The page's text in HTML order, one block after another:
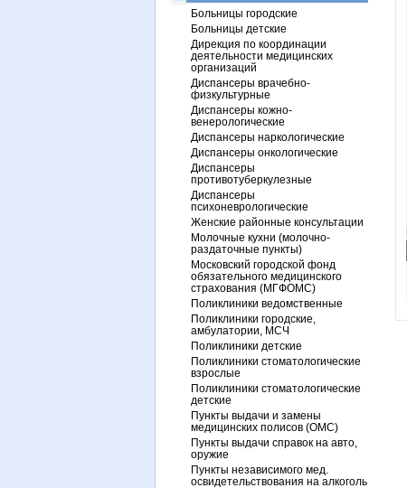
Больницы городские
Больницы детские
Дирекция по координации
деятельности медицинских
организаций
Диспансеры врачебно-
физкультурные
Диспансеры кожно-
венерологические
Диспансеры наркологические
Диспансеры онкологические
Диспансеры
противотуберкулезные
Диспансеры
психоневрологические
Женские районные консультации
Молочные кухни (молочно-
раздаточные пункты)
Московский городской фонд
обязательного медицинского
страхования (МГФОМС)
Поликлиники ведомственные
Поликлиники городские,
амбулатории, МСЧ
Поликлиники детские
Поликлиники стоматологические
взрослые
Поликлиники стоматологические
детские
Пункты выдачи и замены
медицинских полисов (ОМС)
Пункты выдачи справок на авто,
оружие
Пункты независимого мед.
освидетельствования на алкоголь